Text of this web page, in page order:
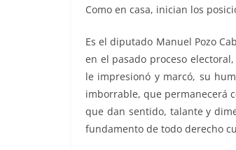
Como en casa, inician los
Es el diputado Manuel Pozo
en el pasado proceso
le impresionó y marcó, su
imborrable, que permanecerá
que dan sentido, talante y
fundamento de todo derecho